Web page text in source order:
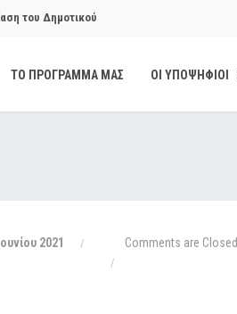
του Δημοτικού
του Δημοτικού
παρέμβαση της Ανοιχτής
ΤΟ ΠΡΟΓΡΑΜΜΑ ΜΑΣ ΟΙ ΥΠΟΨΗΦΙΟΙ
2021 Comments are Closed